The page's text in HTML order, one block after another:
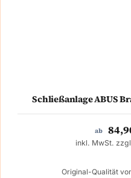
Schließanlage ABUS
ab
inkl. MwSt.
Original-Qualität